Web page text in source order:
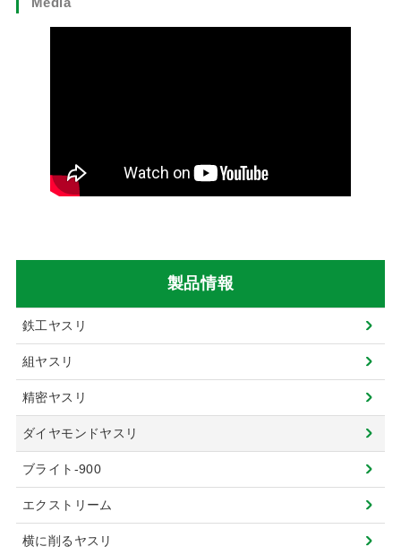
製品情報
鉄工ヤスリ
組ヤスリ
精密ヤスリ
ダイヤモンドヤスリ
ブライト-900
エクストリーム
横に削るヤスリ